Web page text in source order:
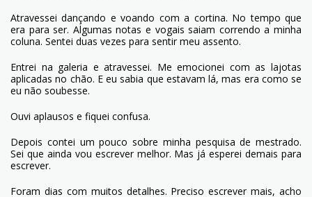
Atravessei dançando e voando com a cortina. No tempo que
era para ser. Algumas notas e vogais saiam correndo a minha
coluna. Sentei duas vezes para sentir meu assento.
Entrei na galeria e atravessei. Me emocionei com as lajotas
aplicadas no chão. E eu sabia que estavam lá, mas era como se
eu não soubesse.
Ouvi aplausos e fiquei confusa.
Depois contei um pouco sobre minha pesquisa de mestrado.
Sei que ainda vou escrever melhor. Mas já esperei demais para
escrever.
Foram dias com muitos detalhes. Preciso escrever mais, acho